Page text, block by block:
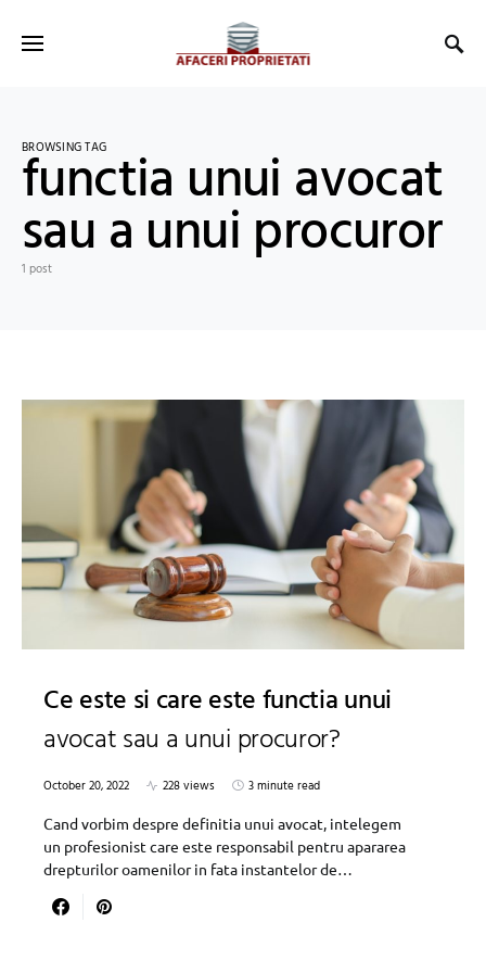
BROWSING TAG
functia unui avocat
sau a unui procuror
1 post
Ce este si care este functia unui
avocat sau a unui procuror?
October 20, 2022 228 views
3 minute read
Cand vorbim despre definitia unui avocat, intelegem
un profesionist care este responsabil pentru apararea
drepturilor oamenilor in fata instantelor de…